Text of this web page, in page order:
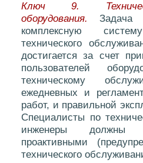
Ключ 9.
оборудования.
Задача
комплексную
технического
достигается за счет
пользователей
техническому
ежедневных и
работ, и правильной
Специалисты по
инженеры должны
проактивными
технического